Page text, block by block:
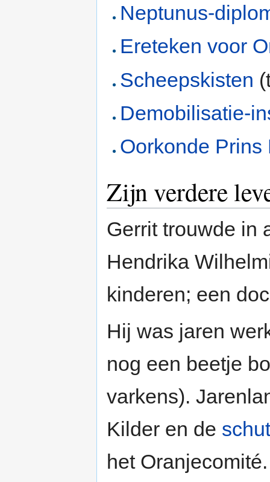
Neptunus-
Ereteken voor
Scheepskisten
Demobilisatie-
Oorkonde Prins
Zijn verdere
Gerrit trouwde in
Hendrika
kinderen; een
Hij was jaren
nog een beetje
varkens).
Kilder en de
het